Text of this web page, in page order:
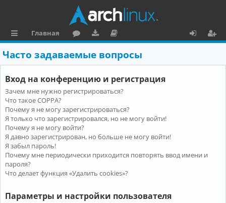
ы
л
к
и
Главная
ру
м
ру
зк
и
ку
м
е
н
та
ц
и
я
о
и
Часто задаваемые вопросы
Вход на конференцию и регистрация
Зачем мне нужно регистрироваться?
Что такое COPPA?
Почему я не могу зарегистрироваться?
Я только что зарегистрировался, но не могу войти!
Почему я не могу войти?
Я давно зарегистрирован, но больше не могу войти!
Я забыл пароль!
Почему мне периодически приходится повторять ввод имени и
пароля?
Что делает функция «Удалить cookies»?
Параметры и настройки пользователя